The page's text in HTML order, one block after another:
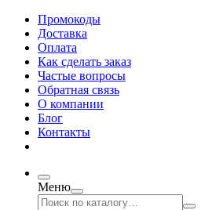
Промокоды
Доставка
Оплата
Как сделать заказ
Частые вопросы
Обратная связь
О компании
Блог
Контакты
Меню